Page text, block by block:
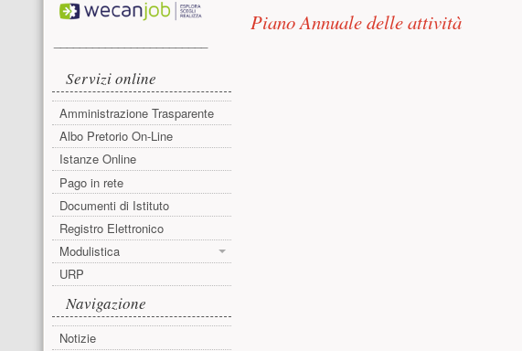
Servizi online
Amministrazione Trasparente
Albo Pretorio On-Line
Istanze Online
Pago in rete
Documenti di Istituto
Registro Elettronico
Modulistica
URP
Navigazione
Notizie
Piano Annuale delle attività